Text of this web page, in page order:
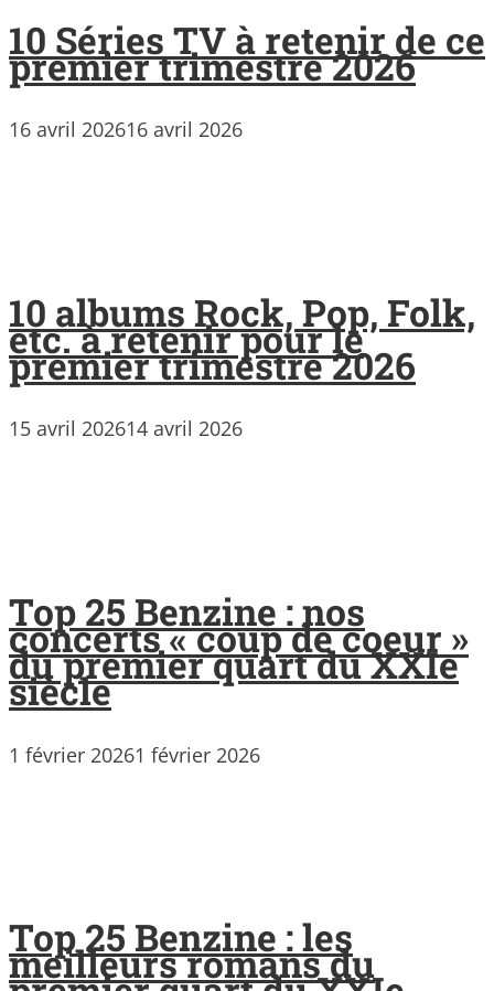
10 Séries TV à retenir de ce
premier trimestre 2026
16 avril 202616 avril 2026
10 albums Rock, Pop, Folk,
etc. à retenir pour le
premier trimestre 2026
15 avril 202614 avril 2026
Top 25 Benzine : nos
concerts « coup de coeur »
du premier quart du XXIe
siècle
1 février 20261 février 2026
Top 25 Benzine : les
meilleurs romans du